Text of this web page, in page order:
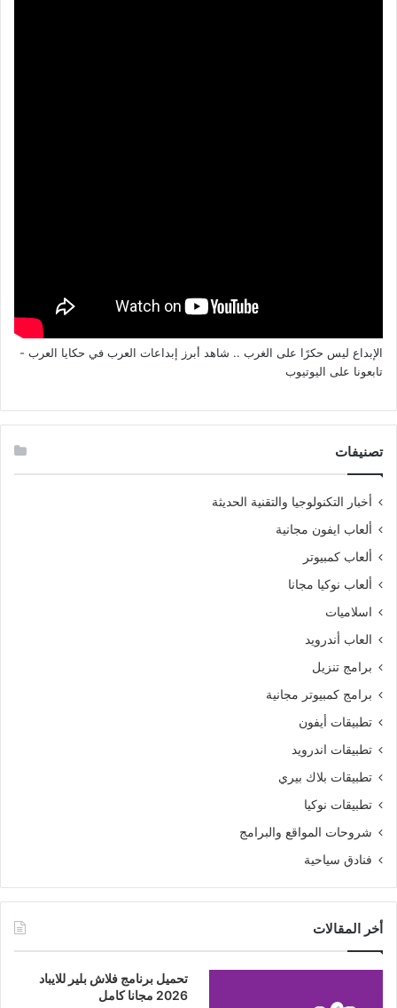
الإبداع ليس حكرًا على الغرب .. شاهد أبرز إبداعات العرب في حكايا العرب -
تابعونا على اليوتيوب
تصنيفات
أخبار التكنولوجيا والتقنية الحديثة
ألعاب ايفون مجانية
ألعاب كمبيوتر
ألعاب نوكيا مجانا
اسلاميات
العاب أندرويد
برامج تنزيل
برامج كمبيوتر مجانية
تطبيقات أيفون
تطبيقات اندرويد
تطبيقات بلاك بيري
تطبيقات نوكيا
شروحات المواقع والبرامج
فنادق سياحية
أخر المقالات
تحميل برنامج فلاش بلير للايباد
2026 مجانا كامل